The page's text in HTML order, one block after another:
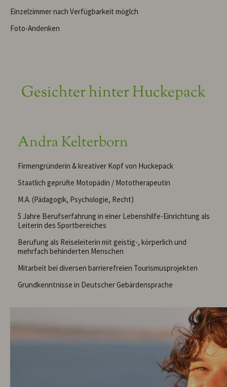
Einzelzimmer nach Verfügbarkeit möglch
Foto-Andenken
Gesichter hinter Huckepack
Andra Kelterborn
Firmengründerin & kreativer Kopf von Huckepack
Staatlich geprüfte Motopädin / Mototherapeutin
M.A. (Pädagogik, Psychologie, Recht)
5 Jahre Berufserfahrung in einer Lebenshilfe-Einrichtung als
Leiterin des Sportbereiches
Berufung als Reiseleiterin mit geistig-, körperlich und
mehrfach behinderten Menschen
Mitarbeit bei diversen barrierefreien Tourismusprojekten
Grundkenntnisse in Deutscher Gebärdensprache